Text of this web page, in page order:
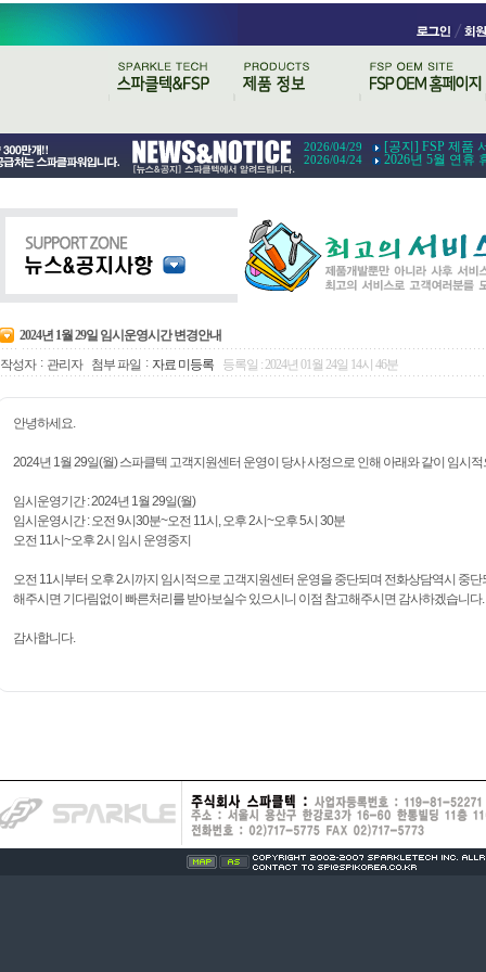
2026/04/29 [공지] FSP 제품
2026/04/24 2026년 5월 연휴
2024년 1월 29일 임시운영시간 변경안내
작성자 : 관리자 첨부 파일 : 자료 미등록 등록일 : 2024년 01월 24일 14시 46분
안녕하세요.
2024년 1월 29일(월) 스파클텍 고객지원센터 운영이 당사 사정으로 인해 아래와 같이 임시
임시운영기간 : 2024년 1월 29일(월)
임시운영시간 : 오전 9시30분~오전 11시, 오후 2시~오후 5시 30분
오전 11시~오후 2시 임시 운영중지
오전 11시부터 오후 2시까지 임시적으로 고객지원센터 운영을 중단되며 전화상담역시 중
해주시면 기다림없이 빠른처리를 받아보실수 있으시니 이점 참고해주시면 감사하겠습니다.
감사합니다.